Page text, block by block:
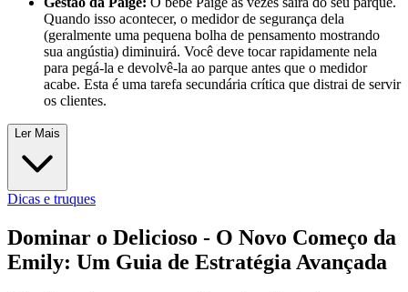
Quando isso acontecer, o medidor de segurança dela
(geralmente uma pequena bolha de pensamento mostrando
sua angústia) diminuirá. Você deve tocar rapidamente nela
para pegá-la e devolvê-la ao parque antes que o medidor
acabe. Esta é uma tarefa secundária crítica que distrai de servir
os clientes.
Ler Mais
Dicas e truques
Dominar o Delicioso - O Novo Começo da
Emily: Um Guia de Estratégia Avançada